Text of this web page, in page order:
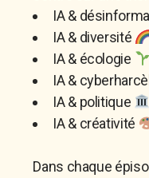
IA &
IA & diversité
IA & écologie
IA &
IA & politique
IA & créativité
Dans chaque